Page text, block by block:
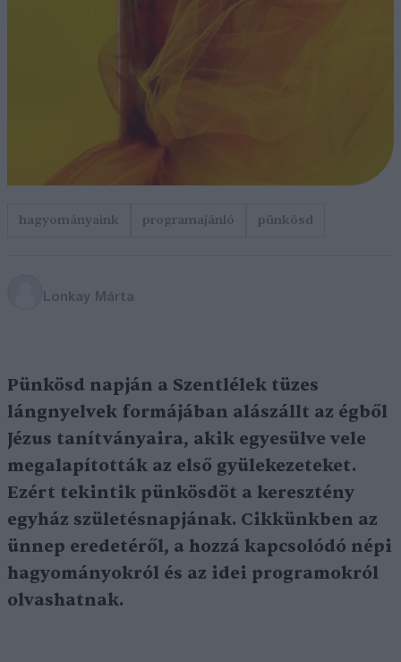
hagyományaink programajánló pünkösd
Lonkay Márta
Pünkösd napján a Szentlélek tüzes
lángnyelvek formájában alászállt az égből
Jézus tanítványaira, akik egyesülve vele
megalapították az első gyülekezeteket.
Ezért tekintik pünkösdöt a keresztény
egyház születésnapjának. Cikkünkben az
ünnep eredetéről, a hozzá kapcsolódó népi
hagyományokról és az idei programokról
olvashatnak.